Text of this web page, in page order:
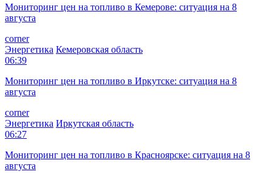
Мониторинг цен на топливо в Кемерове: ситуация на 8
августа
corner
Энергетика Кемеровская область
06:39
Мониторинг цен на топливо в Иркутске: ситуация на 8
августа
corner
Энергетика Иркутская область
06:27
Мониторинг цен на топливо в Красноярске: ситуация на 8
августа